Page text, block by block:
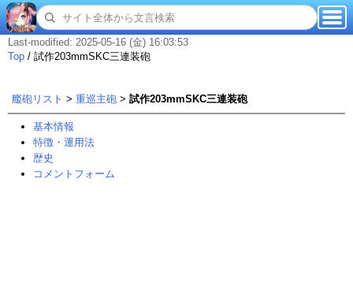
Last-modified: 2025-05-16 (金) 16:03:53
Top / 試作203mmSKC三連装砲
艦砲リスト > 重巡主砲 > 試作203mmSKC三連装砲
基本情報
特徴・運用法
歴史
コメントフォーム